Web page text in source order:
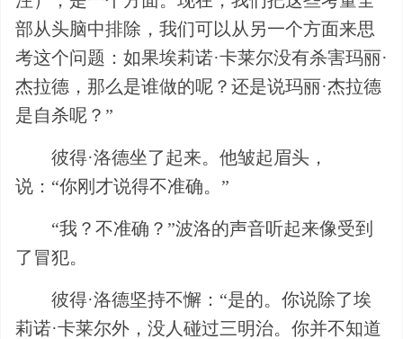
部从头脑中排除，我们可以从另一个方面来思
考这个问题：如果埃莉诺·卡莱尔没有杀害玛丽·
杰拉德，那么是谁做的呢？还是说玛丽·杰拉德
是自杀呢？”
彼得·洛德坐了起来。他皱起眉头，
说：“你刚才说得不准确。”
“我？不准确？”波洛的声音听起来像受到
了冒犯。
彼得·洛德坚持不懈：“是的。你说除了埃
莉诺·卡莱尔外，没人碰过三明治。你并不知道